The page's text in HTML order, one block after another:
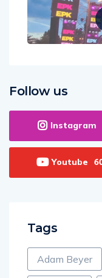
Follow us
Instagram
Youtube
Tags
Adam Beyer